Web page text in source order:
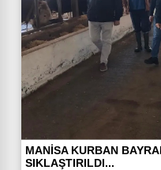
MANİSA KURBAN
SIKLAŞTIRILDI...